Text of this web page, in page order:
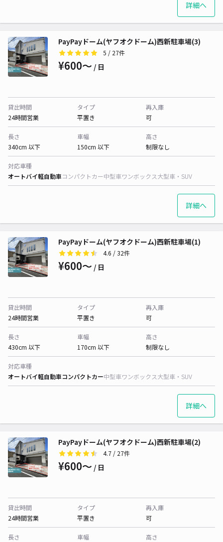
詳細へ
PayPayドーム(ヤフオクドーム)西新駐車場(3)
5 / 27件
¥600〜 / 日
貸出時間
24時間営業
タイプ
平置き
再入庫
可
長さ
340cm 以下
車幅
150cm 以下
高さ
制限なし
対応車種
オートバイ軽自動車コンパクトカー中型車ワンボックス大型車・SUV
詳細へ
PayPayドーム(ヤフオクドーム)西新駐車場(1)
4.6 / 32件
¥600〜 / 日
貸出時間
24時間営業
タイプ
平置き
再入庫
可
長さ
430cm 以下
車幅
170cm 以下
高さ
制限なし
対応車種
オートバイ軽自動車コンパクトカー中型車ワンボックス大型車・SUV
詳細へ
PayPayドーム(ヤフオクドーム)西新駐車場(2)
4.7 / 27件
¥600〜 / 日
貸出時間
24時間営業
タイプ
平置き
再入庫
可
長さ
車幅
高さ